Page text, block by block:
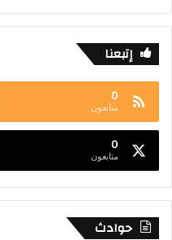
إتبعنا
0
متابعون
0
متابعون
حوادث